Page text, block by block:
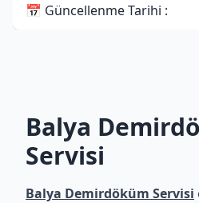
📅 Güncellenme Tarihi :
Balya
Servisi
Balya Demirdöküm Servisi